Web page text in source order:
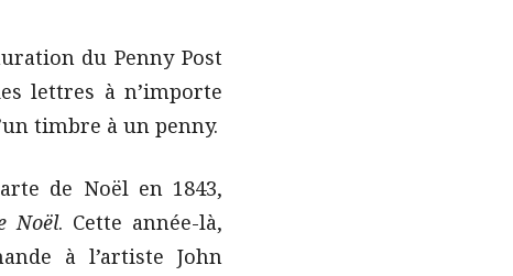
du Penny Post
lettres à n’importe
timbre à un penny.
de Noël en 1843,
Noël. Cette année-là,
à l’artiste John